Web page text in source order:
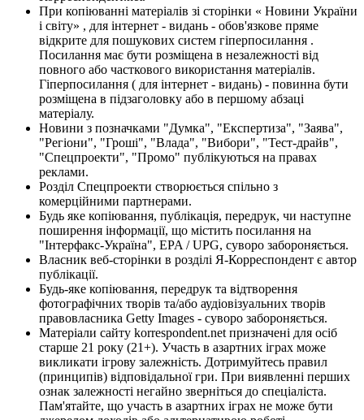
При копіюванні матеріалів зі сторінки « Новини України
і світу» , для інтернет - видань - обов'язкове пряме
відкрите для пошукових систем гіперпосилання .
Посилання має бути розміщена в незалежності від
повного або часткового використання матеріалів.
Гіперпосилання ( для інтернет - видань) - повинна бути
розміщена в підзаголовку або в першому абзаці
матеріалу.
Новини з позначками "Думка", "Експертиза", "Заява",
"Регіони", "Гроші", "Влада", "Вибори", "Тест-драйв",
"Спецпроекти", "Промо" публікуються на правах
реклами.
Розділ Спецпроекти створюється спільно з
комерційними партнерами.
Будь яке копіювання, публікація, передрук, чи наступне
поширення інформації, що містить посилання на
"Інтерфакс-Україна", EPA / UPG, суворо забороняється.
Власник веб-сторінки в розділі Я-Корреспондент є автор
публікації.
Будь-яке копіювання, передрук та відтворення
фотографічних творів та/або аудіовізуальних творів
правовласника Getty Images - суворо забороняється.
Матеріали сайту korrespondent.net призначені для осіб
старше 21 року (21+). Участь в азартних іграх може
викликати ігрову залежність. Дотримуйтесь правил
(принципів) відповідальної гри. При виявленні перших
ознак залежності негайно зверніться до спеціаліста.
Пам'ятайте, що участь в азартних іграх не може бути